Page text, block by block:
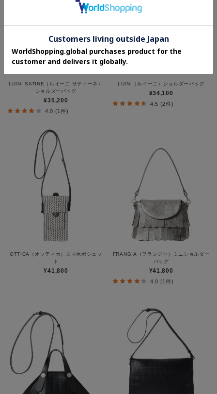
LUINI SATINE（ルイーニ サティーネ）
ショルダーバッグ
¥35,200
4.0 (1件)
LUINI（ルイーニ）ショルダーバッグ
¥34,100
4.5 (2件)
OTTICA（オッティカ）スマホポシェッ
ト
¥41,800
FRANGIA（フランジャ）ミニショルダー
バッグ
¥41,800
4.0 (1件)